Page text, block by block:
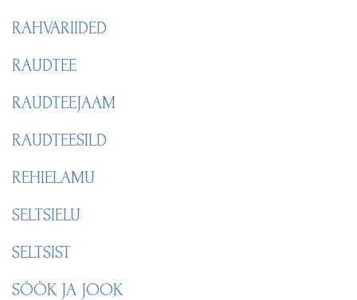
RAHVARIIDED
RAUDTEE
RAUDTEEJAAM
RAUDTEESILD
REHIELAMU
SELTSIELU
SELTSIST
SÖÖK JA JOOK